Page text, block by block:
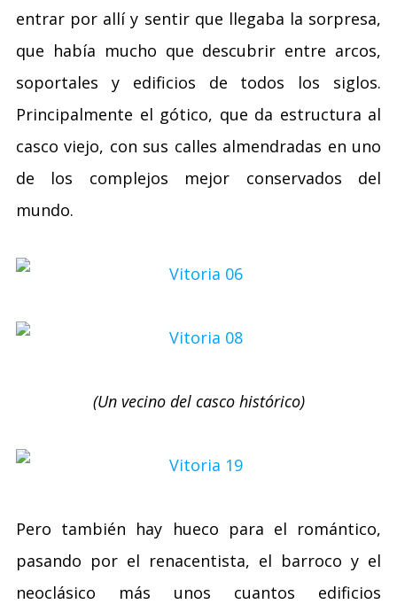
entrar por allí y sentir que llegaba la sorpresa,
que había mucho que descubrir entre arcos,
soportales y edificios de todos los siglos.
Principalmente el gótico, que da estructura al
casco viejo, con sus calles almendradas en uno
de los complejos mejor conservados del
mundo.
(Un vecino del casco histórico)
Pero también hay hueco para el romántico,
pasando por el renacentista, el barroco y el
neoclásico más unos cuantos edificios